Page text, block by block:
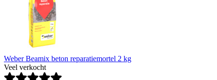
Weber Beamix beton reparatiemortel 2 kg
Veel verkocht